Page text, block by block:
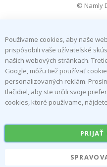
© Namly
Používame cookies, aby naše
prispôsobili vaše užívateľské
našich webových stránkach.
Google, môžu tiež používať
personalizovaných reklám.
tlačidiel, aby ste určili svoje
cookies, ktoré používame,
PRIJAŤ